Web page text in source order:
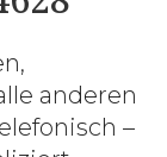
anderen
–